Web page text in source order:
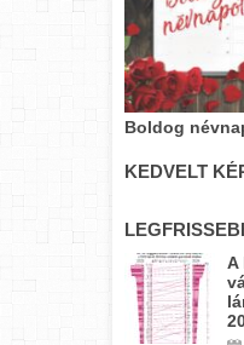
Boldog
KEDVELT
A